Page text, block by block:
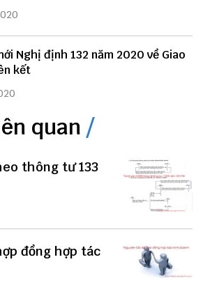
Nghị định 132 năm 2020 về Giao
kết
quan
thông tư 133
đồng hợp tác